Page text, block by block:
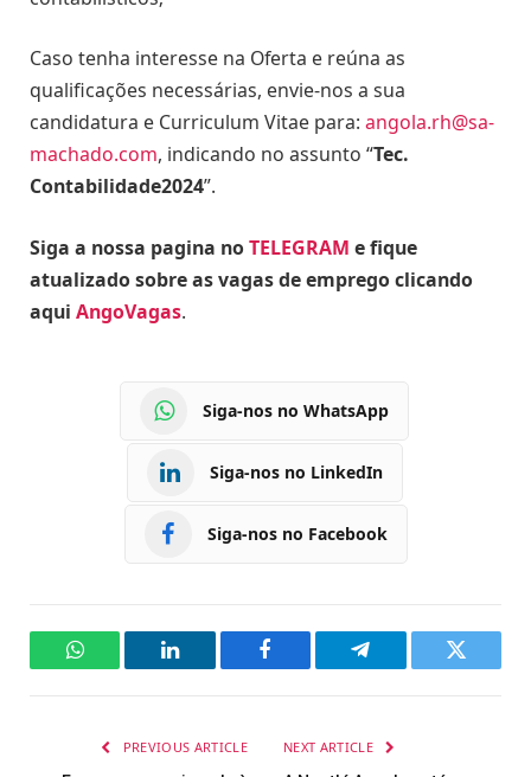
Caso tenha interesse na Oferta e reúna as
qualificações necessárias, envie-nos a sua
candidatura e Curriculum Vitae para: angola.rh@sa-
machado.com, indicando no assunto “Tec.
Contabilidade2024”.
Siga a nossa pagina noTELEGRAM e fique
atualizado sobre as vagas de emprego clicando
aqui AngoVagas.
Siga-nos no WhatsApp
Siga-nos no LinkedIn
Siga-nos no Facebook
WhatsAppLinkedIn Facebook Telegram Twitter
PREVIOUS ARTICLE NEXT ARTICLE